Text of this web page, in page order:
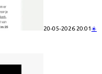
20-05-2026 20:01☀️